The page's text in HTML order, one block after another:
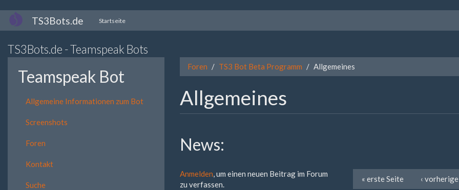
Direkt
zum
TS3Bots.de Startseite
TS3Bots.de - Teamspeak Bots
Teamspeak Bot
Allgemeine Informationen zum Bot
Screenshots
Foren
Kontakt
Suche
Foren TS3 Bot Beta Programm Allgemeines
Allgemeines
News:
Anmelden, um einen neuen Beitrag im Forum
zu verfassen.
« erste Seite ‹